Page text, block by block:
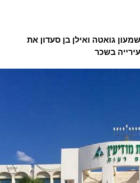
גואטה ואילן בן סעדון את
בשכר